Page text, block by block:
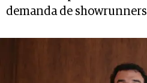
demanda de showrunners